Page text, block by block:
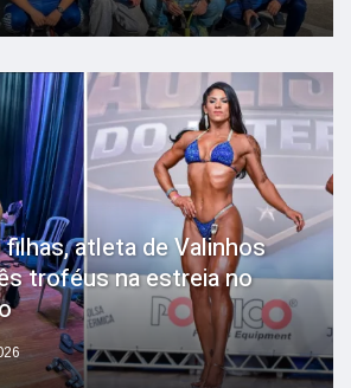
filhas, atleta de Valinhos
troféus na estreia no